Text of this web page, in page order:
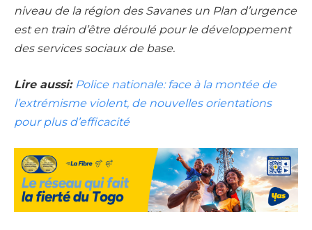
niveau de la région des Savanes un Plan d’urgence
est en train d’être déroulé pour le développement
des services sociaux de base.
Lire aussi: Police nationale: face à la montée de
l’extrémisme violent, de nouvelles orientations
pour plus d’efficacité